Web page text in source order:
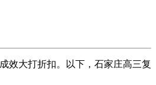
效大打折扣。以下，石家庄高三复